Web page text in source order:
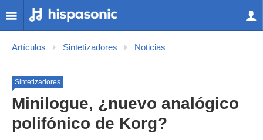
Artículos Sintetizadores Noticias
Sintetizadores
Minilogue, ¿nuevo analógico
polifónico de Korg?